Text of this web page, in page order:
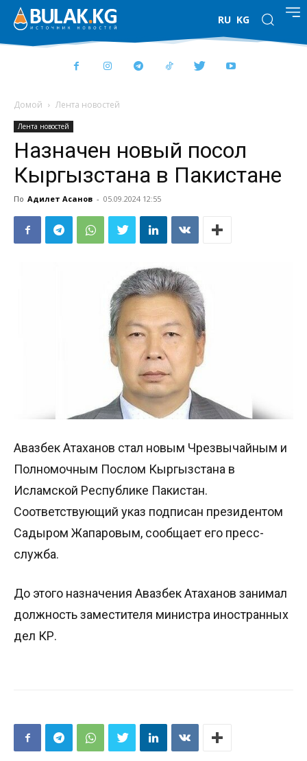
RU KG
Домой Лента новостей
Лента новостей
Назначен новый посол
Кыргызстана в Пакистане
По Адилет Асанов - 05.09.2024 12:55
Авазбек Атаханов стал новым Чрезвычайным и
Полномочным Послом Кыргызстана в
Исламской Республике Пакистан.
Соответствующий указ подписан президентом
Садыром Жапаровым, сообщает его пресс-
служба.
До этого назначения Авазбек Атаханов занимал
должность заместителя министра иностранных
дел КР.